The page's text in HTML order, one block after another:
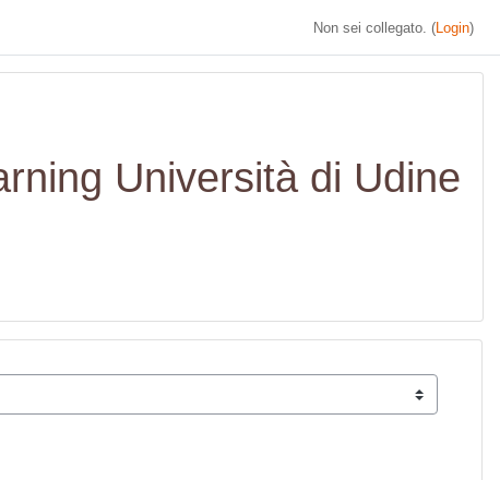
Non sei collegato. (Login)
Università di Udine